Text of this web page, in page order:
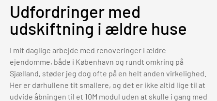
Udfordringer med
udskiftning i ældre huse
I mit daglige arbejde med renoveringer i ældre
ejendomme, både i København og rundt omkring på
Sjælland, støder jeg dog ofte på en helt anden virkelighed.
Her er dørhullene tit smallere, og det er ikke altid lige til at
udvide åbningen til et 10M modul uden at skulle i gang med